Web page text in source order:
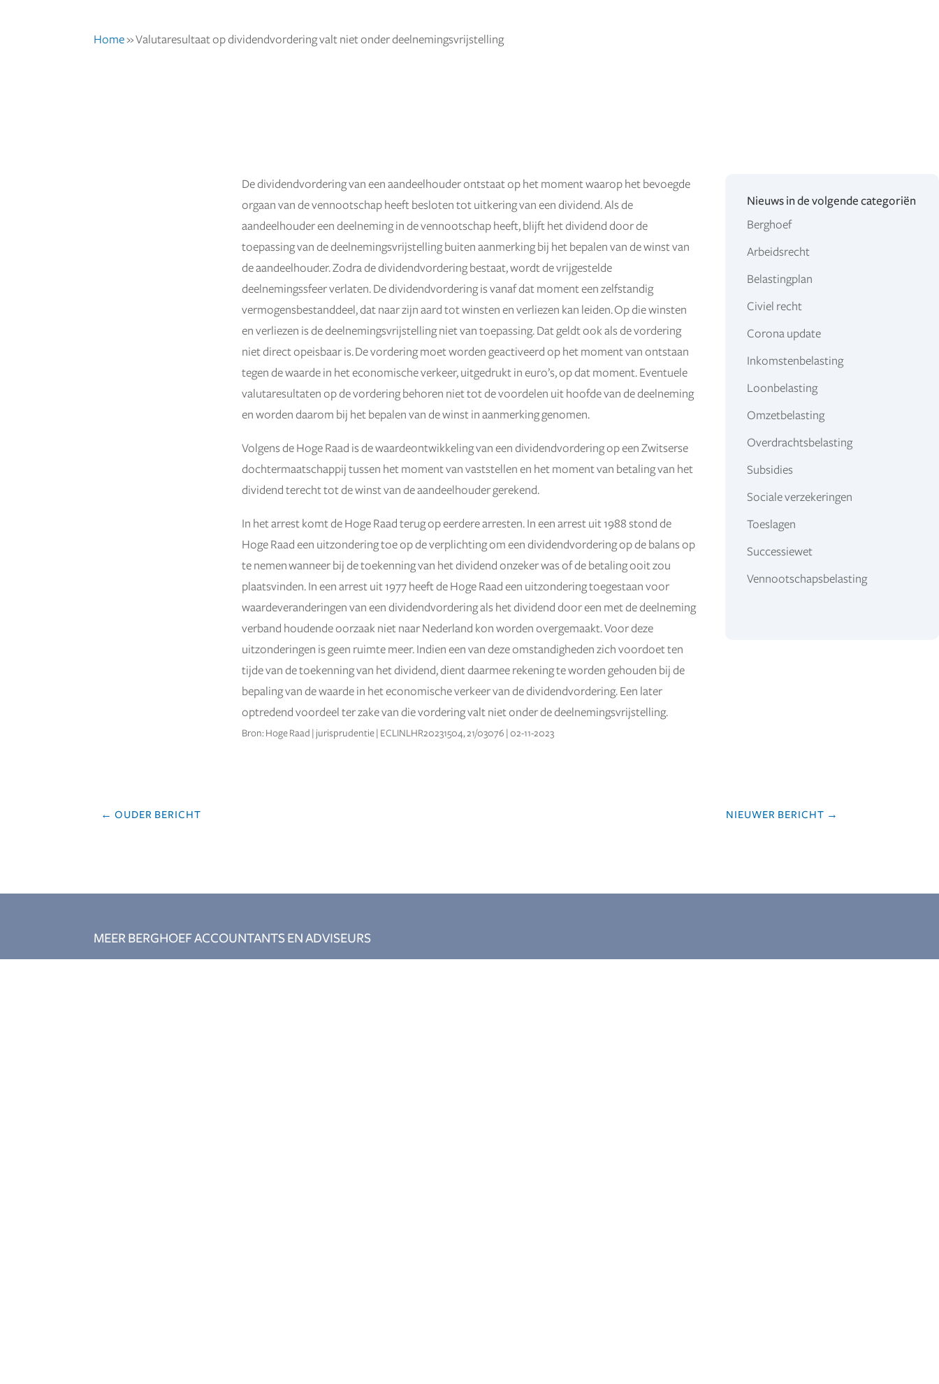
Home»Valutaresultaat op dividendvordering valt niet onder deelnemingsvrijstelling
De dividendvordering van een aandeelhouder ontstaat op het moment waarop het bevoegde
orgaan van de vennootschap heeft besloten tot uitkering van een dividend. Als de
aandeelhouder een deelneming in de vennootschap heeft, blijft het dividend door de
toepassing van de deelnemingsvrijstelling buiten aanmerking bij het bepalen van de winst van
de aandeelhouder. Zodra de dividendvordering bestaat, wordt de vrijgestelde
deelnemingssfeer verlaten. De dividendvordering is vanaf dat moment een zelfstandig
vermogensbestanddeel, dat naar zijn aard tot winsten en verliezen kan leiden. Op die winsten
en verliezen is de deelnemingsvrijstelling niet van toepassing. Dat geldt ook als de vordering
niet direct opeisbaar is. De vordering moet worden geactiveerd op het moment van ontstaan
tegen de waarde in het economische verkeer, uitgedrukt in euro’s, op dat moment. Eventuele
valutaresultaten op de vordering behoren niet tot de voordelen uit hoofde van de deelneming
en worden daarom bij het bepalen van de winst in aanmerking genomen.
Volgens de Hoge Raad is de waardeontwikkeling van een dividendvordering op een Zwitserse
dochtermaatschappij tussen het moment van vaststellen en het moment van betaling van het
dividend terecht tot de winst van de aandeelhouder gerekend.
In het arrest komt de Hoge Raad terug op eerdere arresten. In een arrest uit 1988 stond de
Hoge Raad een uitzondering toe op de verplichting om een dividendvordering op de balans op
te nemen wanneer bij de toekenning van het dividend onzeker was of de betaling ooit zou
plaatsvinden. In een arrest uit 1977 heeft de Hoge Raad een uitzondering toegestaan voor
waardeveranderingen van een dividendvordering als het dividend door een met de deelneming
verband houdende oorzaak niet naar Nederland kon worden overgemaakt. Voor deze
uitzonderingen is geen ruimte meer. Indien een van deze omstandigheden zich voordoet ten
tijde van de toekenning van het dividend, dient daarmee rekening te worden gehouden bij de
bepaling van de waarde in het economische verkeer van de dividendvordering. Een later
optredend voordeel ter zake van die vordering valt niet onder de deelnemingsvrijstelling.
Bron: Hoge Raad | jurisprudentie | ECLINLHR20231504, 21/03076 | 02-11-2023
Nieuws in de volgende categoriën
Berghoef
Arbeidsrecht
Belastingplan
Civiel recht
Corona update
Inkomstenbelasting
Loonbelasting
Omzetbelasting
Overdrachtsbelasting
Subsidies
Sociale verzekeringen
Toeslagen
Successiewet
Vennootschapsbelasting
←OUDER BERICHT NIEUWER BERICHT →
MEER BERGHOEF ACCOUNTANTS EN ADVISEURS